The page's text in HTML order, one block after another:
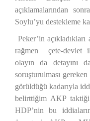
açıklamalarından
Soylu’yu destekleme
Peker’in açıkladıkları
rağmen
çete-devlet
olayın da detayını
soruşturulması gereken
görüldüğü kadarıyla
belirttiğim AKP taktiği
HDP’nin bu